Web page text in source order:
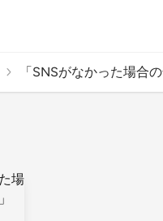
「SNSがなかった場合